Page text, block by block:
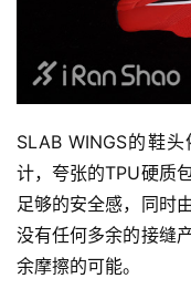
SLAB WINGS的鞋
计，夸张的TPU硬质
足够的安全感，同时
没有任何多余的接缝
余摩擦的可能。